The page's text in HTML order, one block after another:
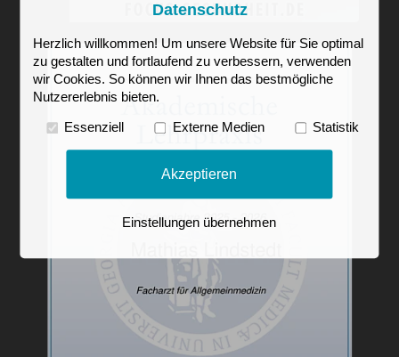
Datenschutz
Herzlich willkommen! Um unsere Website für Sie optimal
zu gestalten und fortlaufend zu verbessern, verwenden
wir Cookies. So können wir Ihnen das bestmögliche
Nutzererlebnis bieten.
Essenziell Externe Medien Statistik
Akzeptieren
Einstellungen übernehmen